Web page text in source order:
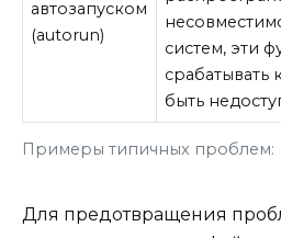
Примеры типичных проблем:
автозапуском
(autorun)
систем, эти
срабатывать
быть
Для предотвращения